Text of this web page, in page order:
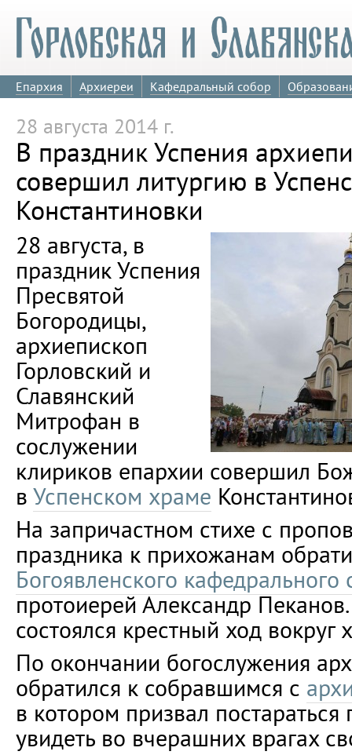
Епархия Архиереи Кафедральный собор
28 августа 2014 г.
В праздник Успения
совершил литургию в
Константиновки
28 августа, в
праздник Успения
Пресвятой
Богородицы,
архиепископ
Горловский и
Славянский
Митрофан в
сослужении
клириков епархии совершил
в Успенском храме
На запричастном стихе с
праздника к прихожанам
Богоявленского кафедрального
протоиерей Александр
состоялся крестный ход вокруг
По окончании богослужения
обратился к собравшимся с
в котором призвал
увидеть во вчерашних врагах